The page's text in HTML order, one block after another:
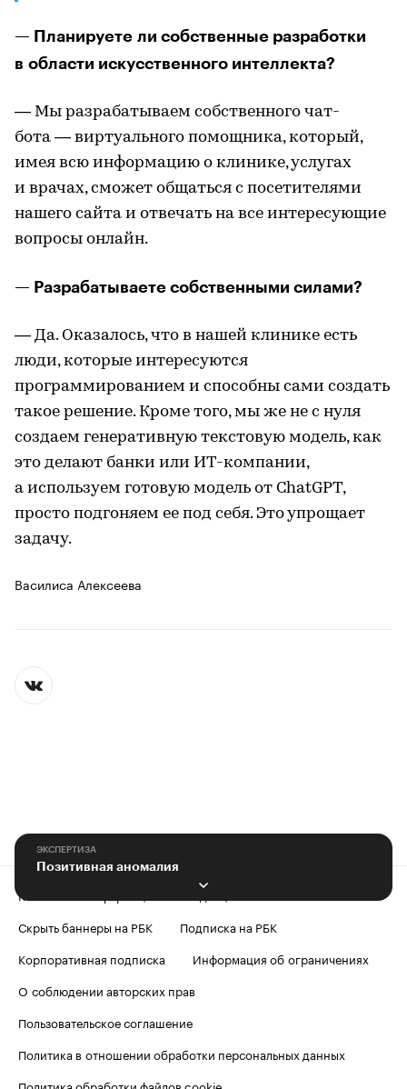
— Планируете ли собственные разработки
в области искусственного интеллекта?
— Мы разрабатываем собственного чат-
бота — виртуального помощника, который,
имея всю информацию о клинике, услугах
и врачах, сможет общаться с посетителями
нашего сайта и отвечать на все интересующие
вопросы онлайн.
— Разрабатываете собственными силами?
— Да. Оказалось, что в нашей клинике есть
люди, которые интересуются
программированием и способны сами создать
такое решение. Кроме того, мы же не с нуля
создаем генеративную текстовую модель, как
это делают банки или ИТ-компании,
а используем готовую модель от ChatGPT,
просто подгоняем ее под себя. Это упрощает
задачу.
Василиса Алексеева
ЭКСПЕРТИЗА
Позитивная аномалия
Контактная информация
Редакция
Скрыть баннеры на РБК
Подписка на РБК
Корпоративная подписка
Информация об ограничениях
О соблюдении авторских прав
Пользовательское соглашение
Политика в отношении обработки персональных данных
Политика обработки файлов cookie